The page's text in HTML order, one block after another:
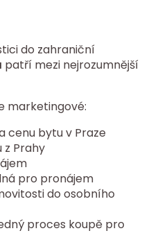
do zahraniční
patří mezi nejrozumnější
marketingové:
cenu bytu v Praze
z Prahy
pro pronájem
do osobního
proces koupě pro